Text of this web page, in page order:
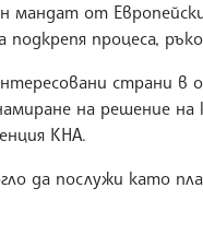
мандат от
подкрепя процеса,
страни в
на решение на
КНА.
да послужи като